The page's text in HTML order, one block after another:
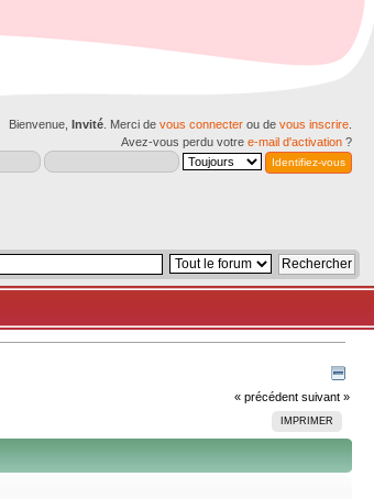
Bienvenue, Invité . Merci de vous connecter ou de vous inscrire
Avez-vous perdu votre e-mail d'activation ?
« précédent suivant »
IMPRIMER